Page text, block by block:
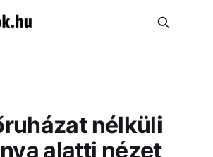
nélküli
alatti nézet